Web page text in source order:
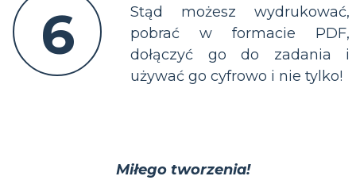
6
Stąd możesz wydrukować,
pobrać w formacie PDF,
dołączyć go do zadania i
używać go cyfrowo i nie tylko!
Miłego tworzenia!